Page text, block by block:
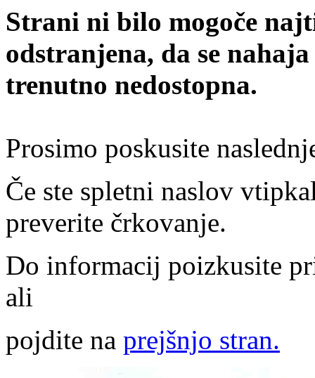
Strani ni bilo mogoče
odstranjena, da se
trenutno nedostopna.
Prosimo poskusite
Če ste spletni naslov
preverite črkovanje.
Do informacij poizkusite
ali
pojdite na prejšnjo stran.